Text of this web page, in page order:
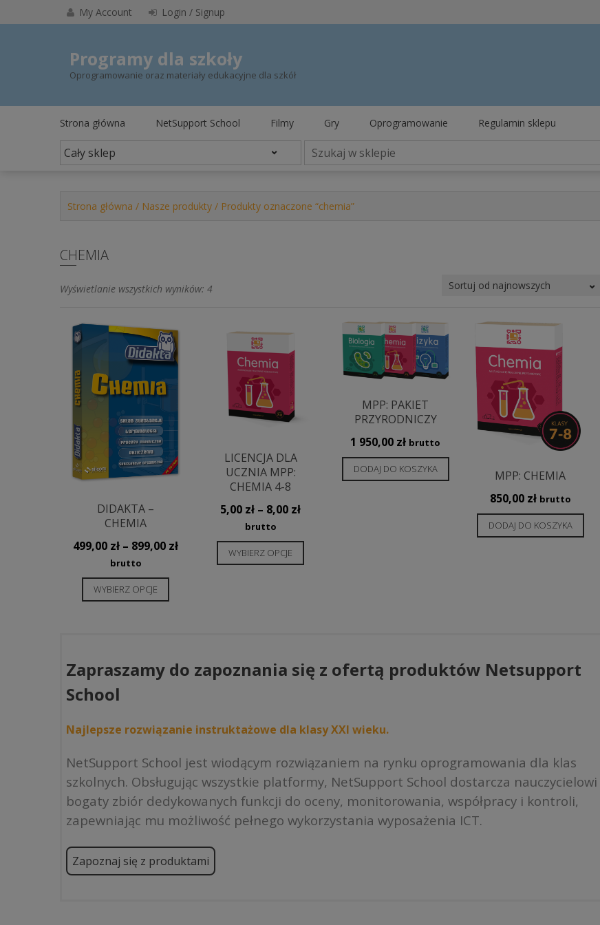
to
My Account Login / Signup
Programy dla szkoły
Oprogramowanie oraz materiały edukacyjne dla szkół
Strona główna NetSupport School Filmy Gry Oprogramowanie Regulamin sklepu
Strona główna / Nasze produkty / Produkty oznaczone “chemia”
CHEMIA
Wyświetlanie wszystkich wyników: 4Posortowane
DIDAKTA –
CHEMIA
499,00 zł – 899,00 złZakres
brutto
WYBIERZ OPCJE
produkt
Opcje
stronie
LICENCJA DLA
UCZNIA MPP:
CHEMIA 4-8
5,00 zł – 8,00 złZakres
od
brutto
WYBIERZ OPCJE
produkt
wybrać
na
MPP: PAKIET
PRZYRODNICZY
1 950,00 zł brutto
DODAJ DO KOSZYKA
MPP: CHEMIA
850,00 zł brutto
DODAJ DO KOSZYKA
Zapraszamy do zapoznania się z ofertą produktów Netsupport
School
Najlepsze rozwiązanie instruktażowe dla klasy XXI wieku.
NetSupport School jest wiodącym rozwiązaniem na rynku oprogramowania dla klas
szkolnych. Obsługując wszystkie platformy, NetSupport School dostarcza nauczycielowi
bogaty zbiór dedykowanych funkcji do oceny, monitorowania, współpracy i kontroli,
zapewniając mu możliwość pełnego wykorzystania wyposażenia ICT.
Zapoznaj się z produktami